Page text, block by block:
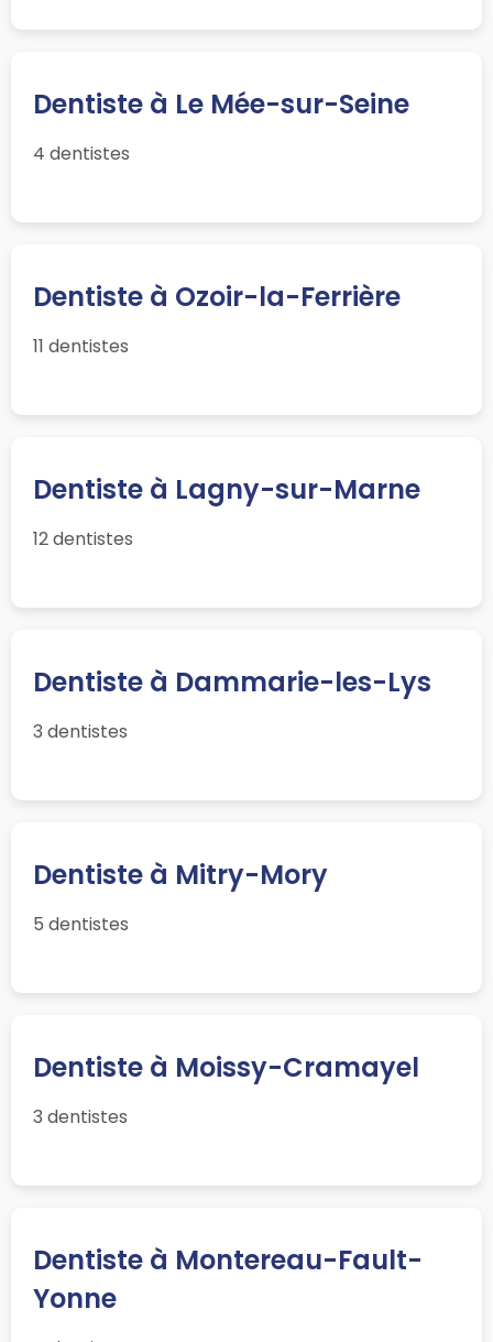
Dentiste à Le Mée-sur-Seine
4 dentistes
Dentiste à Ozoir-la-Ferrière
11 dentistes
Dentiste à Lagny-sur-Marne
12 dentistes
Dentiste à Dammarie-les-Lys
3 dentistes
Dentiste à Mitry-Mory
5 dentistes
Dentiste à Moissy-Cramayel
3 dentistes
Dentiste à Montereau-Fault-
Yonne